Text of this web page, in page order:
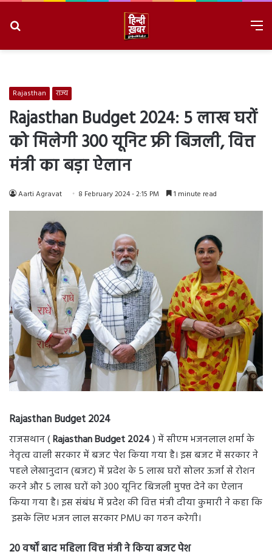
Rajasthan राज्य
Rajasthan Budget 2024: 5 लाख घरों
को मिलेगी 300 यूनिट फ्री बिजली, वित्त
मंत्री का बड़ा ऐलान
Aarti Agravat 8 February 2024 - 2:15 PM 1 minute read
Rajasthan Budget 2024
राजसथान (Rajasthan Budget 2024) में सीएम भजनलाल शर्मा के
नेतृत्व वाली सरकार में बजट पेश किया गया है। इस बजट में सरकार ने
पहले लेखानुदान (बजट) में प्रदेश के 5 लाख घरों सोलर ऊर्जा से रोशन
करने और 5 लाख घरों को 300 यूनिट बिजली मुफ्त देने का ऐलान
किया गया है। इस संबंध में प्रदेश की वित्त मंत्री दीया कुमारी ने कहा कि
इसके लिए भजन लाल सरकार PMU का गठन करेगी।
20 वर्षों बाद महिला वित्त मंत्री ने किया बजट पेश